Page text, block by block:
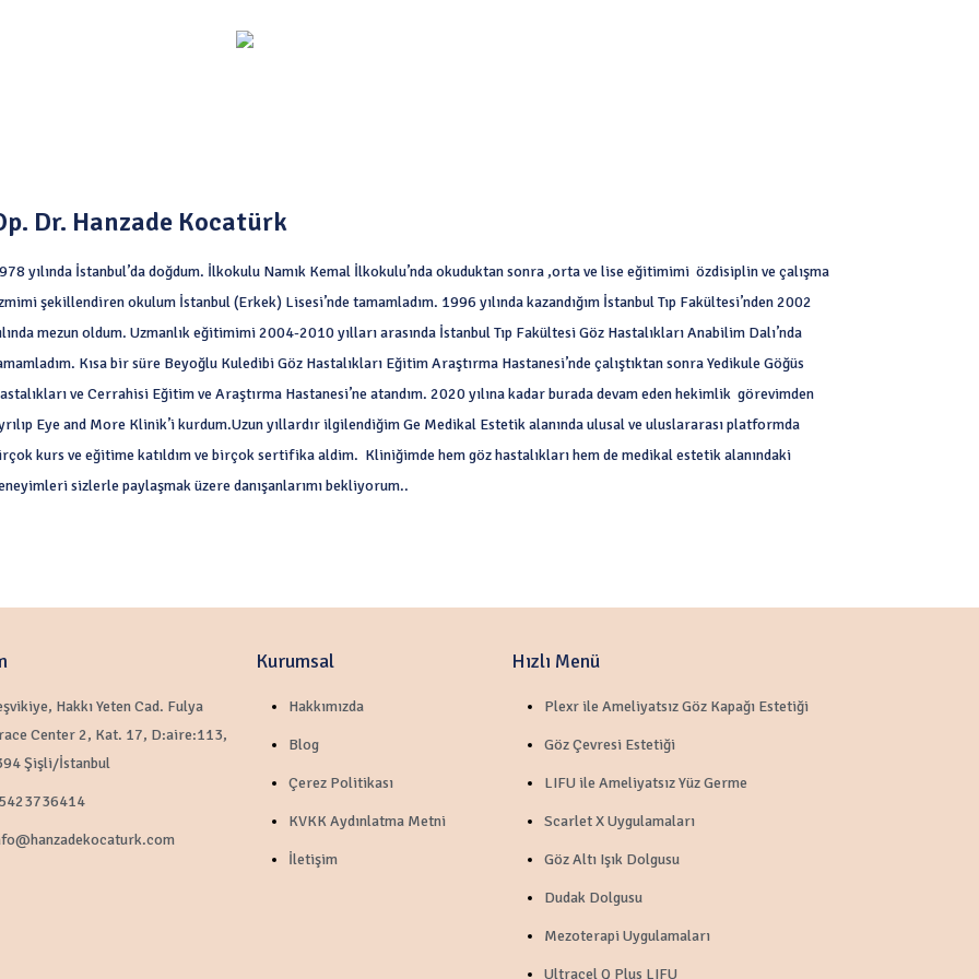
Dr. Hanzade Kocatürk
yılında İstanbul’da doğdum. İlkokulu Namık Kemal İlkokulu’nda okuduktan sonra ,orta ve lise eğitimimi özdisiplin ve çalışma
şekillendiren okulum İstanbul (Erkek) Lisesi’nde tamamladım. 1996 yılında kazandığım İstanbul Tıp Fakültesi’nden 2002
mezun oldum. Uzmanlık eğitimimi 2004-2010 yılları arasında İstanbul Tıp Fakültesi Göz Hastalıkları Anabilim Dalı’nda
Kısa bir süre Beyoğlu Kuledibi Göz Hastalıkları Eğitim Araştırma Hastanesi’nde çalıştıktan sonra Yedikule Göğüs
ve Cerrahisi Eğitim ve Araştırma Hastanesi’ne atandım. 2020 yılına kadar burada devam eden hekimlik görevimden
Eye and More Klinik’i kurdum.Uzun yıllardır ilgilendiğim Ge Medikal Estetik alanında ulusal ve uluslararası platformda
kurs ve eğitime katıldım ve birçok sertifika aldim. Kliniğimde hem göz hastalıkları hem de medikal estetik alanındaki
sizlerle paylaşmak üzere danışanlarımı bekliyorum..
Hakkı Yeten Cad. Fulya
Center 2, Kat. 17, D:aire:113,
Şişli/İstanbul
Kurumsal
Hakkımızda
Blog
Çerez Politikası
KVKK Aydınlatma Metni
İletişim
Hızlı Menü
Plexr ile Ameliyatsız Göz Kapağı Estetiği
Göz Çevresi Estetiği
LIFU ile Ameliyatsız Yüz Germe
Scarlet X Uygulamaları
Göz Altı Işık Dolgusu
Dudak Dolgusu
Mezoterapi Uygulamaları
Ultracel Q Plus LIFU